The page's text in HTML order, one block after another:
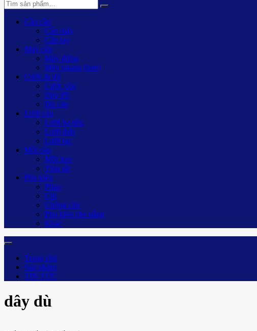
Cần câu
Cần máy
Cần tay
Máy câu
Máy đứng
Máy ngang (lure)
Cước & dù
Cước câu
Dây PE
Dù câu
Lưỡi câu
Lưỡi ba tiêu
Lưỡi đơn
Lưỡi lục
Mồi câu
Mồi lure
Thìa sắt
Phụ kiện
Phao
Chì
Chống cần
Phụ kiện che nắng
Khác
Trang chủ
Sản phẩm
TIN TỨC
dây dù